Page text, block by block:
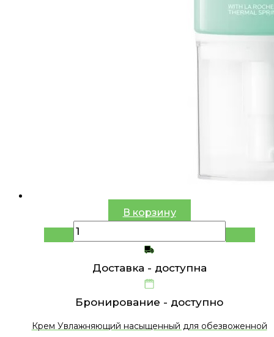
В корзину
Доставка - доступна
Бронирование - доступно
Крем Увлажняющий насыщенный для обезвоженной